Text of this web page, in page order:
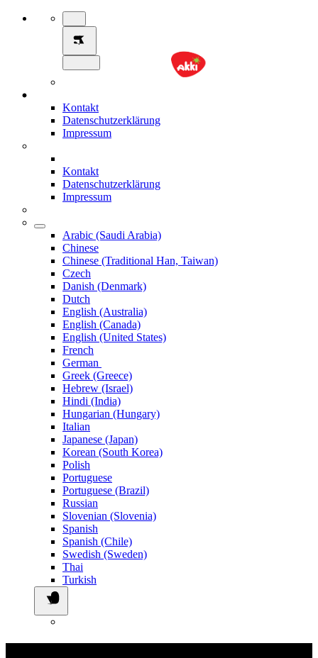
Kontakt
Datenschutzerklärung
Impressum
Kontakt
Datenschutzerklärung
Impressum
Arabic (Saudi Arabia)
Chinese
Chinese (Traditional Han, Taiwan)
Czech
Danish (Denmark)
Dutch
English (Australia)
English (Canada)
English (United States)
French
German
Greek (Greece)
Hebrew (Israel)
Hindi (India)
Hungarian (Hungary)
Italian
Japanese (Japan)
Korean (South Korea)
Polish
Portuguese
Portuguese (Brazil)
Russian
Slovenian (Slovenia)
Spanish
Spanish (Chile)
Swedish (Sweden)
Thai
Turkish